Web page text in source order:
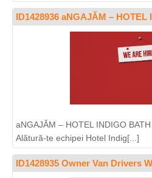
ID1428936 aNGAJĂM – HOTEL
aNGAJĂM – HOTEL INDIGO
Alătură-te echipei Hotel Indig[...]
ID1428935 Owner Van Drivers